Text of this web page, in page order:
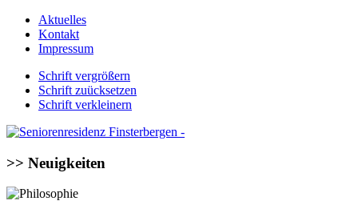
Aktuelles
Kontakt
Impressum
Schrift vergrößern
Schrift zuücksetzen
Schrift verkleinern
>> Neuigkeiten